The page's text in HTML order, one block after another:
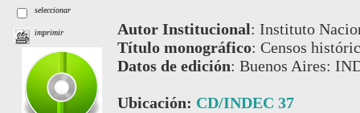
seleccionar
imprimir Autor Institucional: Instituto
Título monográfico: Censos
Datos de edición: Buenos Aires:
Ubicación: CD/INDEC 37